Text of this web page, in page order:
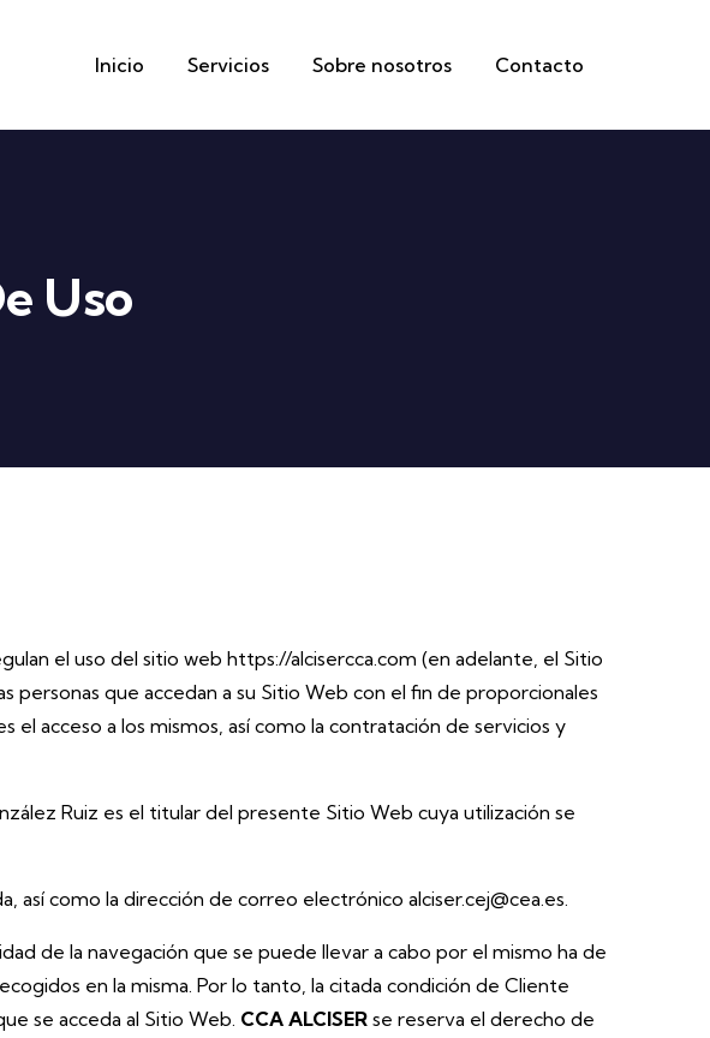
Inicio Servicios Sobre nosotros Contacto
Uso
el uso del sitio web https://alcisercca.com (en adelante, el Sitio
personas que accedan a su Sitio Web con el fin de proporcionales
acceso a los mismos, así como la contratación de servicios y
Ruiz es el titular del presente Sitio Web cuya utilización se
así como la dirección de correo electrónico alciser.cej@cea.es.
de la navegación que se puede llevar a cabo por el mismo ha de
en la misma. Por lo tanto, la citada condición de Cliente
se acceda al Sitio Web. CCA ALCISER se reserva el derecho de